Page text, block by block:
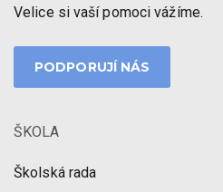
Velice si vaší pomoci vážíme.
PODPORUJÍ NÁS
ŠKOLA
Školská rada